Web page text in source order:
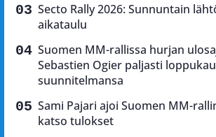
Secto Rally 2026: Sunnuntain
aikataulu
Suomen MM-rallissa hurjan
Sebastien Ogier paljasti
suunnitelmansa
Sami Pajari ajoi Suomen MM-
katso tulokset